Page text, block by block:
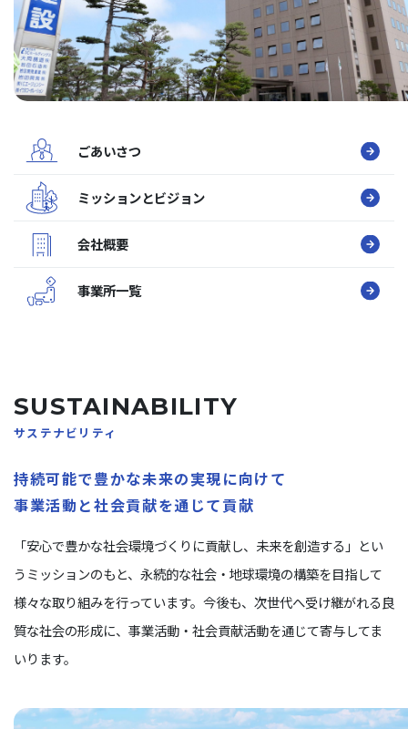
ごあいさつ
ミッションとビジョン
会社概要
事業所一覧
SUSTAINABILITY
サステナビリティ
持続可能で豊かな未来の実現に向けて
事業活動と社会貢献を通じて貢献
「安心で豊かな社会環境づくりに貢献し、未来を創造する」とい
うミッションのもと、永続的な社会・地球環境の構築を目指して
様々な取り組みを行っています。今後も、次世代へ受け継がれる良
質な社会の形成に、事業活動・社会貢献活動を通じて寄与してま
いります。